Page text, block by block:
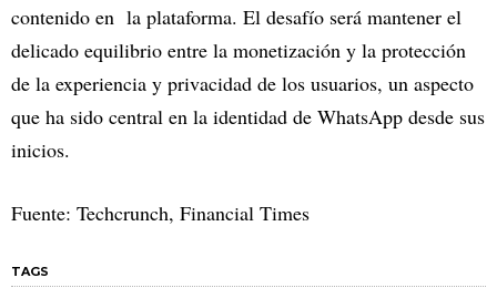
contenido en la plataforma. El desafío será mantener el
delicado equilibrio entre la monetización y la protección
de la experiencia y privacidad de los usuarios, un aspecto
que ha sido central en la identidad de WhatsApp desde sus
inicios.
Fuente: Techcrunch, Financial Times
TAGS